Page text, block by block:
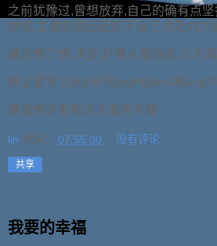
之前犹豫过,曾想放弃,自己的确有点
想想,主要的原因还在于自己涉及的方
最近想了想,决定,打算从基础练习,不
想主要学习php中的word[pess和asp
暑假想多看看这方面的书籍
lin 时间： 07:55:00 没有评论:
共享
我要的幸福